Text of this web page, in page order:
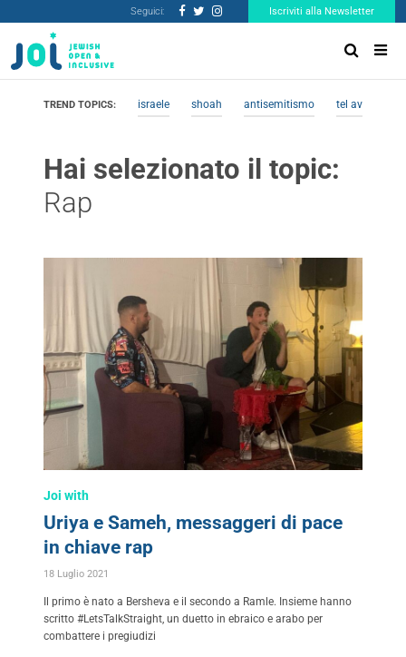
Seguici: Iscriviti alla Newsletter
TREND TOPICS: israele shoah antisemitismo tel aviv
Hai selezionato il topic:
Rap
Joi with
Uriya e Sameh, messaggeri di pace
in chiave rap
18 Luglio 2021
Il primo è nato a Bersheva e il secondo a Ramle. Insieme hanno
scritto #LetsTalkStraight, un duetto in ebraico e arabo per
combattere i pregiudizi